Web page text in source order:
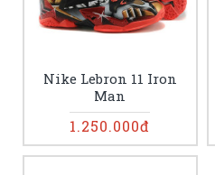
Nike Lebron 11 Iron
Man
1.250.000đ